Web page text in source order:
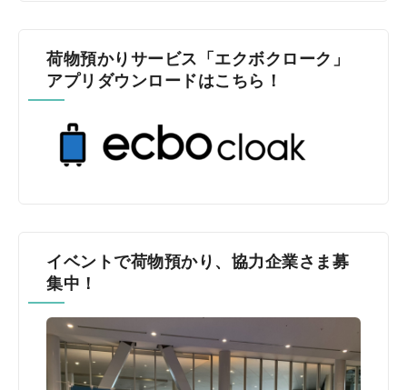
荷物預かりサービス「エクボクローク」
アプリダウンロードはこちら！
イベントで荷物預かり、協力企業さま募
集中！